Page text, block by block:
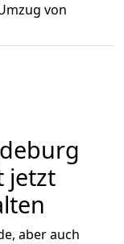
von
jetzt
aber auch